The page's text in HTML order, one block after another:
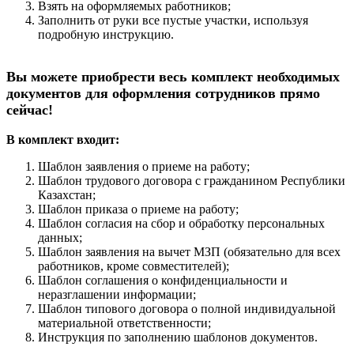
Взять на оформляемых работников;
Заполнить от руки все пустые участки, используя
подробную инструкцию.
Вы можете приобрести весь комплект необходимых
документов для оформления сотрудников прямо
сейчас!
В комплект входит:
Шаблон заявления о приеме на работу;
Шаблон трудового договора с гражданином Республики
Казахстан;
Шаблон приказа о приеме на работу;
Шаблон согласия на сбор и обработку персональных
данных;
Шаблон заявления на вычет МЗП (обязательно для всех
работников, кроме совместителей);
Шаблон соглашения о конфиденциальности и
неразглашении информации;
Шаблон типового договора о полной индивидуальной
материальной ответственности;
Инструкция по заполнению шаблонов документов.